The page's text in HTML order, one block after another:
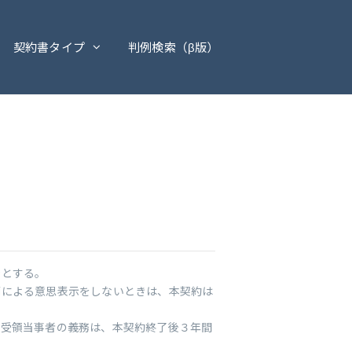
契約書タイプ 判例検索（β版）
る。
よる意思表示をしないときは、本契約は
領当事者の義務は、本契約終了後３年間